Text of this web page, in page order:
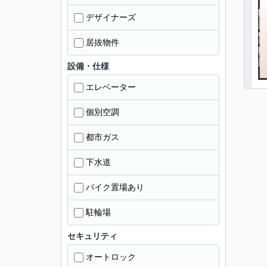
デザイナーズ
居抜物件
設備・仕様
エレベーター
個別空調
都市ガス
下水道
バイク置場あり
駐輪場
セキュリティ
オートロック